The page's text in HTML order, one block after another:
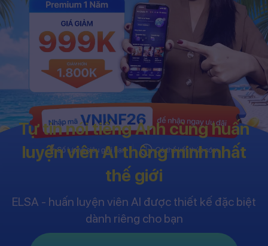
Tự tin nói tiếng Anh cùng huấn
luyện viên AI thông minh nhất
thế giới
ELSA - huấn luyện viên AI được thiết kế đặc biệt
dành riêng cho bạn